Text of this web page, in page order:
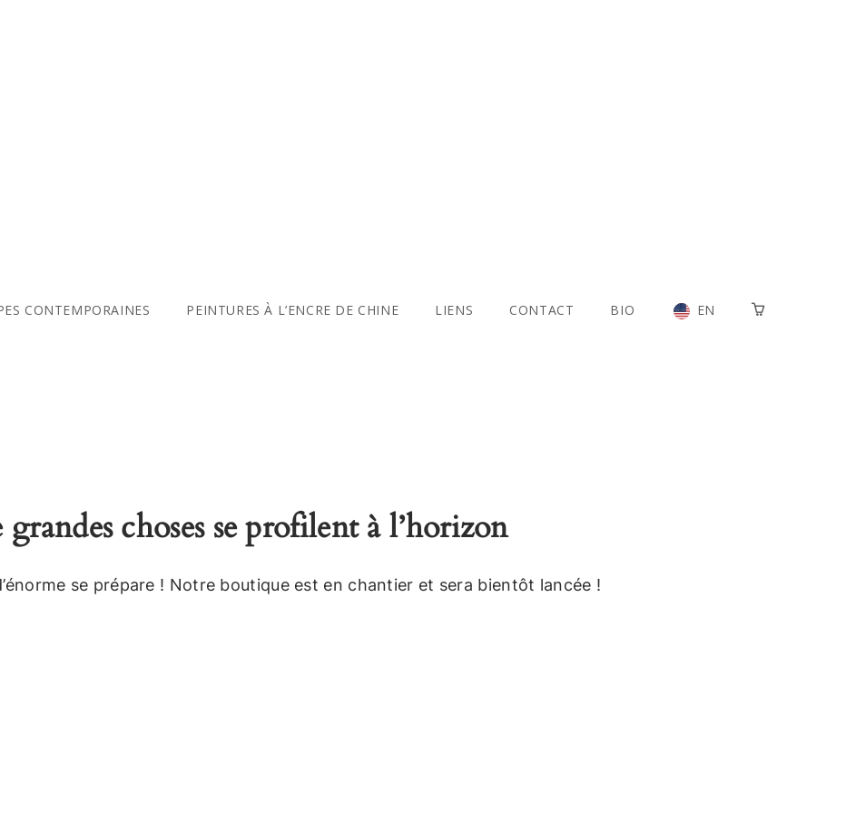
CONTEMPORAINES PEINTURES À L’ENCRE DE CHINE LIENS CONTACT BIO EN
choses se profilent à l’horizon
se prépare ! Notre boutique est en chantier et sera bientôt lancée !